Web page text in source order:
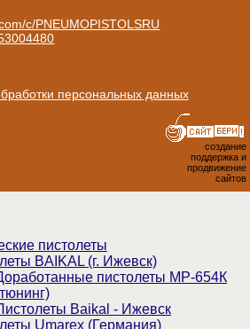
c/PNEUMOPISTOLSRU
персональных данных
создание
поддержка и
продвижение
сайтов
пистолеты
BAIKAL (г. Ижевск)
пистолеты МР-654К
Baikal - Ижевск
Umarex (Германия)